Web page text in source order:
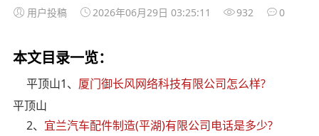
用户投稿 2026年06月29日 03:25:11 932 0
本文目录一览：
平顶山1、 厦门御长风网络科技有限公司怎么样?
平顶山
2、 宜兰汽车配件制造(平湖)有限公司电话是多少?